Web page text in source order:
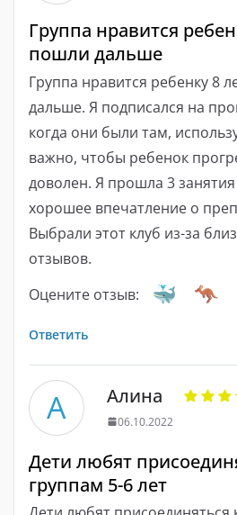
Группа нравится
пошли дальше
Группа нравится ребенку 8
дальше. Я подписался на
когда они были там,
важно, чтобы ребенок
доволен. Я прошла 3
хорошее впечатление о
Выбрали этот клуб из-за
отзывов.
Оцените отзыв:
Ответить
А Алина
06.10.2022
Дети любят
группам 5-6 лет